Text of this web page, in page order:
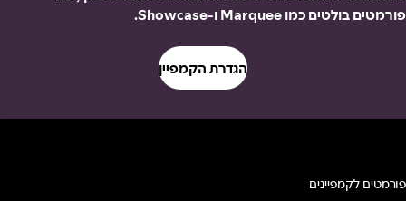
פורמטים בולטים כמו Marquee ו-Showcase.
הגדרת הקמפיין
פורמטים לקמפיינים